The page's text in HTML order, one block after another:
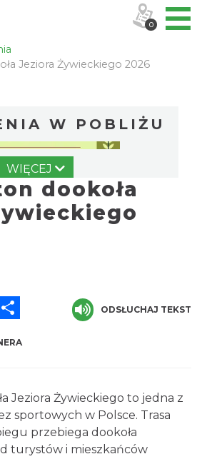
Jeziora Żywieckiego 2026
W POBLIŻU
Hali Skrzyczeńskiej
2026-08-08
WIĘCEJ
dookoła
Messenger
ODSŁUCHAJ TEKST
Jeziora Żywieckiego to jedna z
sportowych w Polsce. Trasa
przebiega dookoła
turystów i mieszkańców
0